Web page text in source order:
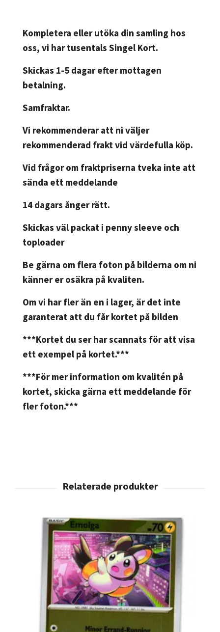
Kompletera eller utöka din samling hos
oss, vi har tusentals Singel Kort.
Skickas 1-5 dagar efter mottagen
betalning.
Samfraktar.
Vi rekommenderar att ni väljer
rekommenderad frakt vid värdefulla köp.
Vid frågor om fraktpriserna tveka inte att
sända ett meddelande
14 dagars ånger rätt.
Skickas väl packat i penny sleeve och
toploader
Be gärna om flera foton på bilderna om ni
känner er osäkra på kvaliten.
Om vi har fler än en i lager, är det inte
garanterat att du får kortet på bilden
***Kortet du ser har scannats för att visa
ett exempel på kortet.***
***För mer information om kvalitén på
kortet, skicka gärna ett meddelande för
fler foton.***